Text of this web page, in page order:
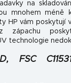
na
mnohem méně
HP vám poskytují
zápachu
technologie
FSC